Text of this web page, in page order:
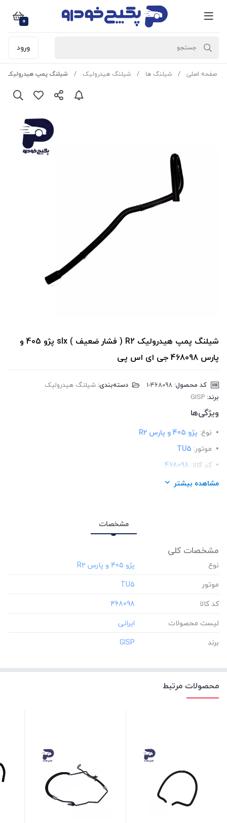
0
ورود
صفحه اصلی شیلنگ ها شیلنگ هیدرولیک شیلنگ پمپ هیدرولیک R2 ( فشار ضعیف ) slx پژو 405 و پارس 468098 جی ای اس پی
شیلنگ پمپ هیدرولیک R2 ( فشار ضعیف ) slx پژو 405 و
پارس 468098 جی ای اس پی
کد محصول: دسته‌بندی: شیلنگ هیدرولیک
برند: GISP
ویژگی‌ها
نوع: پژو 405 و پارس R2
موتور: TU5
کد کالا: 468098
لیست محصولات:
مشاهده بیشتر
مشخصات
مشخصات کلی
نوع
موتور
‎TU5
کد کالا
‎468098
لیست محصولات
برند
‎GISP
محصولات مرتبط